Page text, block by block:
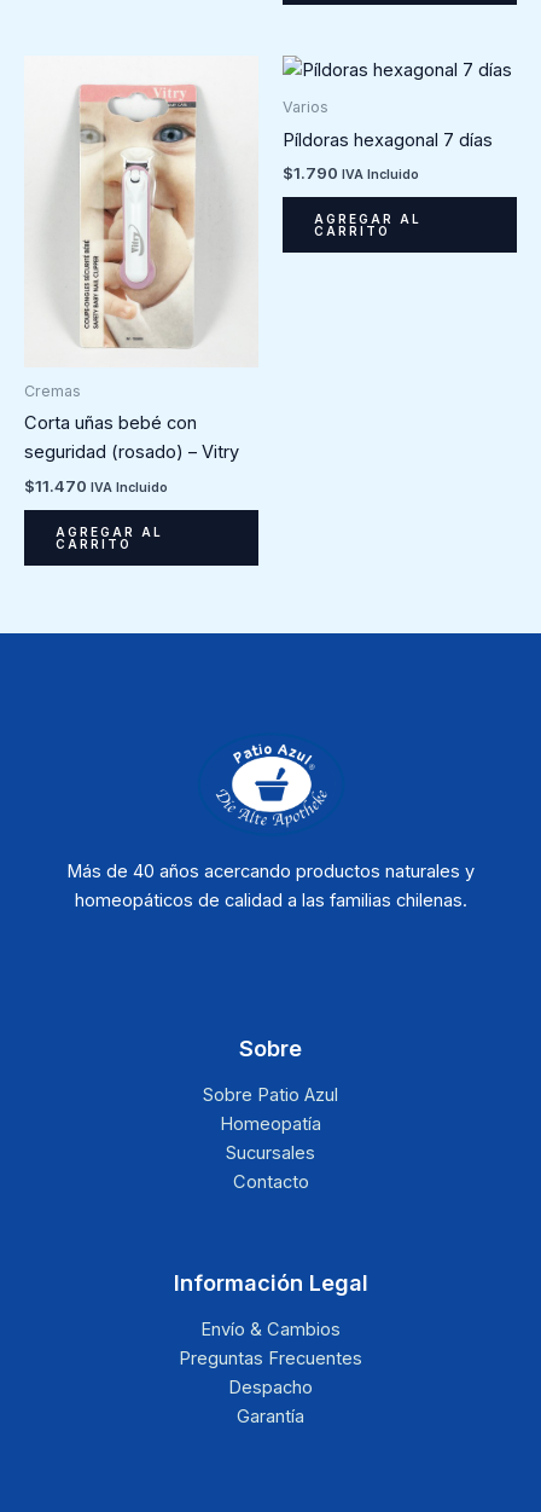
Cremas
Corta uñas bebé con
seguridad (rosado) – Vitry
$11.470 IVA Incluido
AGREGAR AL
CARRITO
Varios
Píldoras hexagonal 7 días
$1.790 IVA Incluido
AGREGAR AL
CARRITO
Más de 40 años acercando productos naturales y
homeopáticos de calidad a las familias chilenas.
Sobre
Sobre Patio Azul
Homeopatía
Sucursales
Contacto
Información Legal
Envío & Cambios
Preguntas Frecuentes
Despacho
Garantía